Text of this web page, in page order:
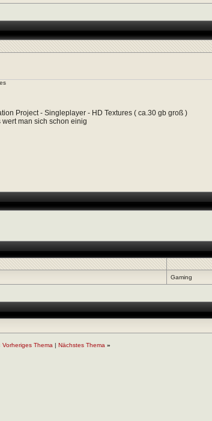
Project - Singleplayer - HD Textures ( ca.30 gb groß )
man sich schon einig
Gaming
Vorheriges Thema| Nächstes Thema »